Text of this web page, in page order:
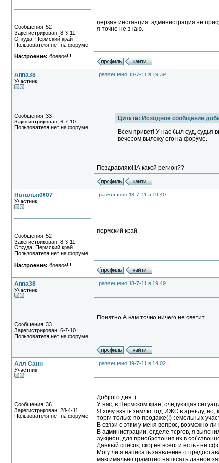
Сообщения: 52
Зарегистрирован: 8-3-11
Откуда: Пермский край
Пользователя нет на форуме
Настроение: боевое!!!
первая инстанция, администрация не
я точно не знаю.
Anna38
Участник
Сообщения: 33
Зарегистрирован: 6-7-10
Пользователя нет на форуме
размещено 18-7-11 в 19:39
Цитата: Исходное сообщение
Всем привет! У нас был суд, судья
вечером выложу его на форуме.
Поздравляю!!!А какой регион??
Наталья0607
Участник
Сообщения: 52
Зарегистрирован: 8-3-11
Откуда: Пермский край
Пользователя нет на форуме
Настроение: боевое!!!
размещено 18-7-11 в 19:40
пермский край
Anna38
Участник
Сообщения: 33
Зарегистрирован: 6-7-10
Пользователя нет на форуме
размещено 18-7-11 в 19:49
Понятно А нам точно ничего не светит
Алл Санн
Участник
Сообщения: 36
Зарегистрирован: 28-4-11
Пользователя нет на форуме
размещено 19-7-11 в 14:02
Доброго дня :)
У нас, в Пермском крае, следующая
Я хочу взять землю под ИЖС в аренду, но,
торги только по продаже(!) земельных
В связи с этим у меня вопрос, возможно
В администрации, отделе торгов, я
аукцион, для приобретения их в
Данный список, скорее всего и есть - не
Могу ли я написать заявление о
максимально грамотно написать данное